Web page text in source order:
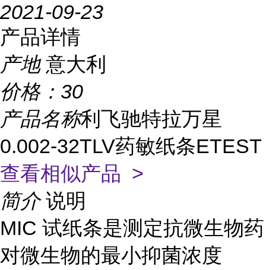
2021-09-23
产品详情
产地 意大利
价格： 30
产品名称利飞驰特拉万星
0.002-32TLV药敏纸条ETEST
查看相似产品 >
简介 说明
MIC 试纸条是测定抗微生物药
对微生物的最小抑菌浓度